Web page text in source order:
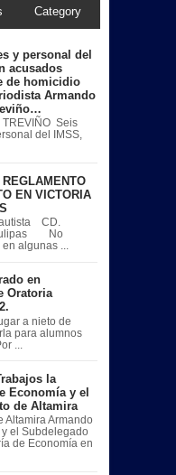
Category
y personal del
acusados
de homicidio
Armando
TREVIÑO Seis
del IMSS,
EN VICTORIA
CD.
No
algunas ...
en
Oratoria
a nieto de
para alumnos
...
la
Economía y el
de Altamira
Armando
y el Subdelegado
de Economía en